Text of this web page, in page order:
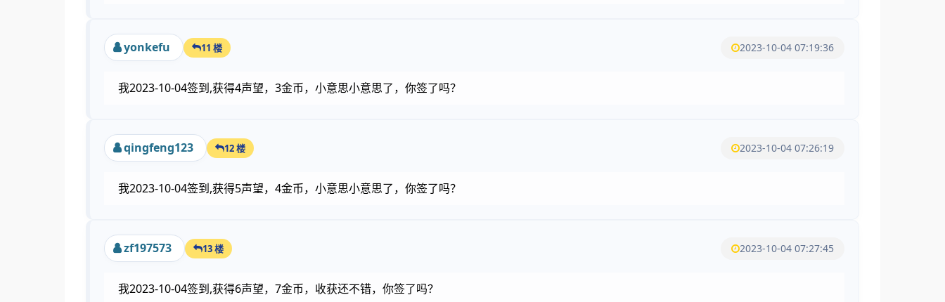
yonkefu 11 楼 2023-10-04 07:19:36
我2023-10-04签到,获得4声望，3金币，小意思小意思了，你签了吗？
qingfeng123 12 楼 2023-10-04 07:26:19
我2023-10-04签到,获得5声望，4金币，小意思小意思了，你签了吗？
zf197573 13 楼 2023-10-04 07:27:45
我2023-10-04签到,获得6声望，7金币，收获还不错，你签了吗？